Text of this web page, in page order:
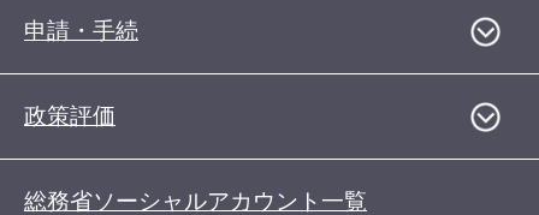
申請・手続
政策評価
総務省ソーシャルアカウント一覧